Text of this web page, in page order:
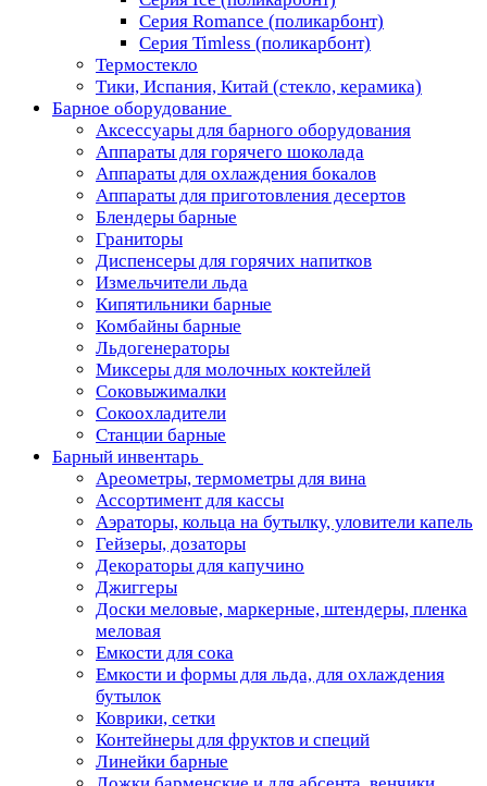
Серия Romance (поликарбонт)
Серия Timless (поликарбонт)
Термостекло
Тики, Испания, Китай (стекло, керамика)
Барное оборудование
Аксессуары для барного оборудования
Аппараты для горячего шоколада
Аппараты для охлаждения бокалов
Аппараты для приготовления десертов
Блендеры барные
Граниторы
Диспенсеры для горячих напитков
Измельчители льда
Кипятильники барные
Комбайны барные
Льдогенераторы
Миксеры для молочных коктейлей
Соковыжималки
Сокоохладители
Станции барные
Барный инвентарь
Ареометры, термометры для вина
Ассортимент для кассы
Аэраторы, кольца на бутылку, уловители капель
Гейзеры, дозаторы
Декораторы для капучино
Джиггеры
Доски меловые, маркерные, штендеры, пленка
меловая
Емкости для сока
Емкости и формы для льда, для охлаждения
бутылок
Коврики, сетки
Контейнеры для фруктов и специй
Линейки барные